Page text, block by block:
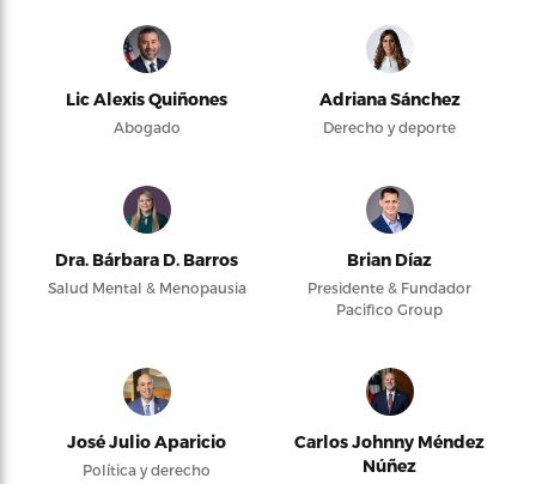
Lic Alexis Quiñones
Abogado
Adriana Sánchez
Derecho y deporte
Dra. Bárbara D. Barros
Salud Mental & Menopausia
Brian Díaz
Presidente & Fundador
Pacifico Group
José Julio Aparicio
Política y derecho
Carlos Johnny Méndez
Núñez